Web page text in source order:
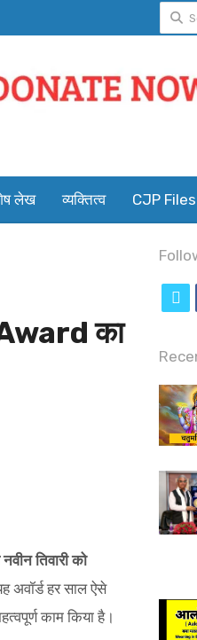
Search
for:
लेख व्यक्तित्व CJP Files
का
तिवारी को
अवॉर्ड हर साल ऐसे
काम किया है।
i
t
t
e
r